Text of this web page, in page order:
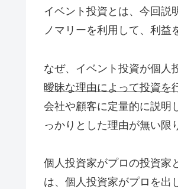
イベント投資とは、今回説
ノマリーを利用して、利益
なぜ、イベント投資が個人
曖昧な理由によって投資を
会社や顧客に定量的に説明
っかりとした理由が無い限
個人投資家がプロの投資家
は、個人投資家がプロを出